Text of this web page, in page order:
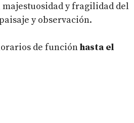
y fragilidad del
y observación.
de funciónhasta el